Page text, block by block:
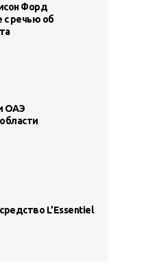
Форд
с речью об
ОАЭ
L’Essentiel